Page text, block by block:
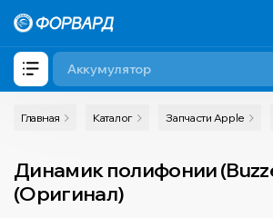
Главная Каталог Запчасти Apple
Динамик полифонии
(Оригинал)